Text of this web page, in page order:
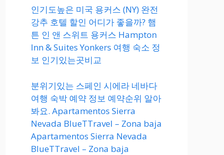
인기도높은 미국 용커스 (NY) 완전
강추 호텔 할인 어디가 좋을까? 햄
튼 인 앤 스위트 용커스 Hampton
Inn & Suites Yonkers 여행 숙소 정
보 인기있는곳비교
분위기있는 스페인 시에라 네바다
여행 숙박 예약 정보 예약순위 알아
봐요. Apartamentos Sierra
Nevada BlueTTravel – Zona baja
Apartamentos Sierra Nevada
BlueTTravel – Zona baja